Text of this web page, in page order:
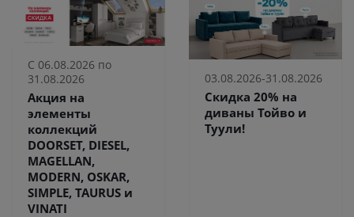
С 06.08.2026 по
31.08.2026
Акция на
элементы
коллекций
DOORSET, DIESEL,
MAGELLAN,
MODERN, OSKAR,
SIMPLE, TAURUS и
VINATI
03.08.2026-31.08.2026
Скидка 20% на
диваны Тойво и
Туули!